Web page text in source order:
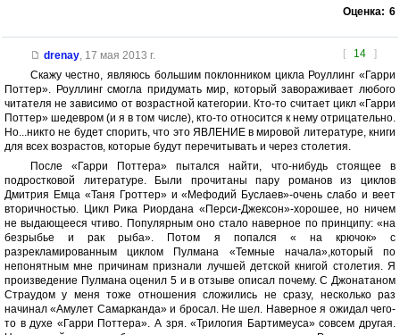
Оценка: 6
[ 14 ]
drenay, 17 мая 2013 г.
Скажу честно, являюсь большим поклонником цикла Роуллинг «Гарри
Поттер». Роуллинг смогла придумать мир, который завораживает любого
читателя не зависимо от возрастной категории. Кто-то считает цикл «Гарри
Поттер» шедевром (и я в том числе), кто-то относится к нему отрицательно.
Но...никто не будет спорить, что это ЯВЛЕНИЕ в мировой литературе, книги
для всех возрастов, которые будут перечитывать и через столетия.
После «Гарри Поттера» пытался найти, что-нибудь стоящее в
подростковой литературе. Были прочитаны пару романов из циклов
Дмитрия Емца «Таня Гроттер» и «Мефодий Буслаев»-очень слабо и веет
вторичностью. Цикл Рика Риордана «Перси-Джексон»-хорошее, но ничем
не выдающееся чтиво. Популярным оно стало наверное по принципу: «на
безрыбье и рак рыба». Потом я попался « на крючок» с
разрекламированным циклом Пулмана «Темные начала»,который по
непонятным мне причинам признали лучшей детской книгой столетия. Я
произведение Пулмана оценил 5 и в отзыве описал почему. С Джонатаном
Страудом у меня тоже отношения сложились не сразу, несколько раз
начинал «Амулет Самарканда» и бросал. Не шел. Наверное я ожидал чего-
то в духе «Гарри Поттера». А зря. «Трилогия Бартимеуса» совсем другая.